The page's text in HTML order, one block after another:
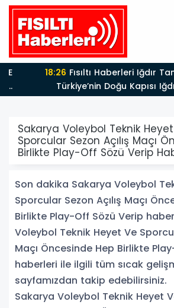
Türkiye’nin Doğu Kapısı Iğdır’ın
Keşfedilmeyi
Sakarya Voleybol Teknik
Sporcular Sezon Açılış Maçı
Birlikte Play-Off Sözü Verip
Son dakika Sakarya Voleybol
Sporcular Sezon Açılış Maçı
Birlikte Play-Off Sözü Verip
Voleybol Teknik Heyet Ve
Maçı Öncesinde Hep Birlikte
haberleri ile ilgili tüm sıcak
sayfamızdan takip edebilirsiniz.
Sakarya Voleybol Teknik Heyet